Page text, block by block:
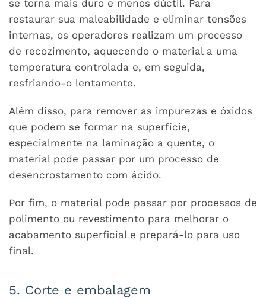
se torna mais duro e menos dúctil. Para
restaurar sua maleabilidade e eliminar tensões
internas, os operadores realizam um processo
de recozimento, aquecendo o material a uma
temperatura controlada e, em seguida,
resfriando-o lentamente.
Além disso, para remover as impurezas e óxidos
que podem se formar na superfície,
especialmente na laminação a quente, o
material pode passar por um processo de
desencrostamento com ácido.
Por fim, o material pode passar por processos de
polimento ou revestimento para melhorar o
acabamento superficial e prepará-lo para uso
final.
5. Corte e embalagem